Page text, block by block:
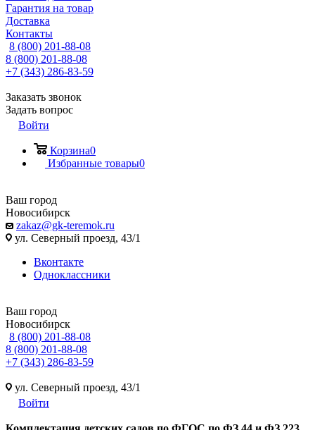
Гарантия на товар
Доставка
Контакты
8 (800) 201-88-08
8 (800) 201-88-08
+7 (343) 286-83-59
Заказать звонок
Задать вопрос
Войти
Корзина0
Избранные товары0
Ваш город
Новосибирск
zakaz@gk-teremok.ru
ул. Северный проезд, 43/1
Вконтакте
Одноклассники
Ваш город
Новосибирск
8 (800) 201-88-08
8 (800) 201-88-08
+7 (343) 286-83-59
ул. Северный проезд, 43/1
Войти